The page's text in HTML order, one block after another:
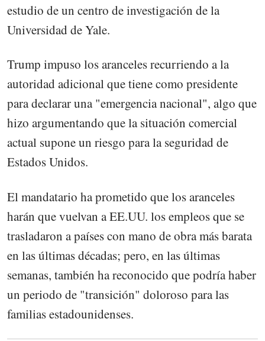
estudio de un centro de investigación de la
Universidad de Yale.
Trump impuso los aranceles recurriendo a la
autoridad adicional que tiene como presidente
para declarar una "emergencia nacional", algo que
hizo argumentando que la situación comercial
actual supone un riesgo para la seguridad de
Estados Unidos.
El mandatario ha prometido que los aranceles
harán que vuelvan a EE.UU. los empleos que se
trasladaron a países con mano de obra más barata
en las últimas décadas; pero, en las últimas
semanas, también ha reconocido que podría haber
un periodo de "transición" doloroso para las
familias estadounidenses.